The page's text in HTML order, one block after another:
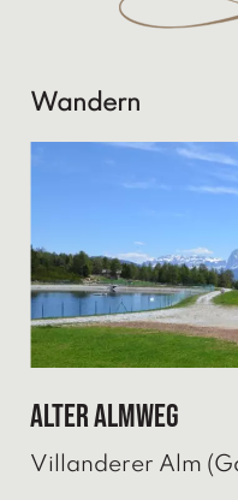
Wandern
Alter Almweg
Villanderer Alm